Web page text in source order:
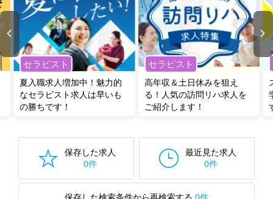
セラピスト
夏入職求人増加中！魅力的
なセラピスト求人は早いも
の勝ちです！
セラピスト
高年収＆土日休みを狙え
る！人気の訪問リハ求人を
ご紹介します！
保存した求人
0件
最近見た求人
0件